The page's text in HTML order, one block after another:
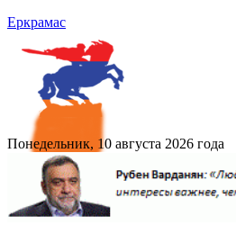
Еркрамас
Понедельник, 10 августа 2026 года